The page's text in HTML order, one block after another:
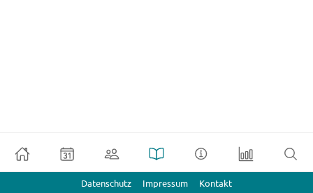
Datenschutz Impressum Kontakt